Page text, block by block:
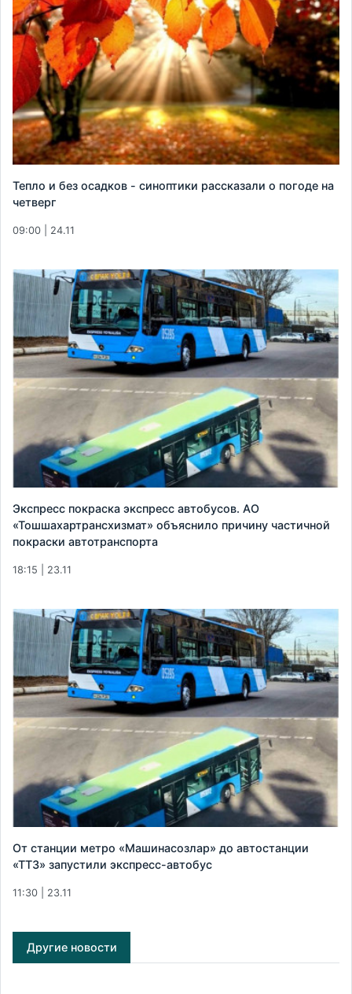
Тепло и без осадков - синоптики рассказали о погоде на
четверг
09:00 | 24.11
Экспресс покраска экспресс автобусов. АО
«Тошшахартрансхизмат» объяснило причину частичной
покраски автотранспорта
18:15 | 23.11
От станции метро «Машинасозлар» до автостанции
«ТТЗ» запустили экспресс-автобус
11:30 | 23.11
Другие новости